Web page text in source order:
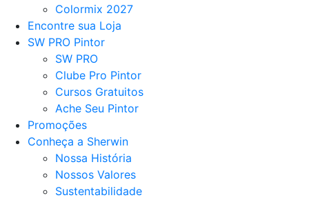
Colormix 2027
Encontre sua Loja
SW PRO Pintor
SW PRO
Clube Pro Pintor
Cursos Gratuitos
Ache Seu Pintor
Promoções
Conheça a Sherwin
Nossa História
Nossos Valores
Sustentabilidade